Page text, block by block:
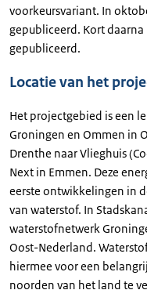
voorkeursvariant. In
gepubliceerd. Kort
gepubliceerd.
Locatie van het
Het projectgebied is een
Groningen en Ommen in
Drenthe naar Vlieghuis
Next in Emmen. Deze
eerste ontwikkelingen in
van waterstof. In
waterstofnetwerk
Oost-Nederland.
hiermee voor een
noorden van het land te